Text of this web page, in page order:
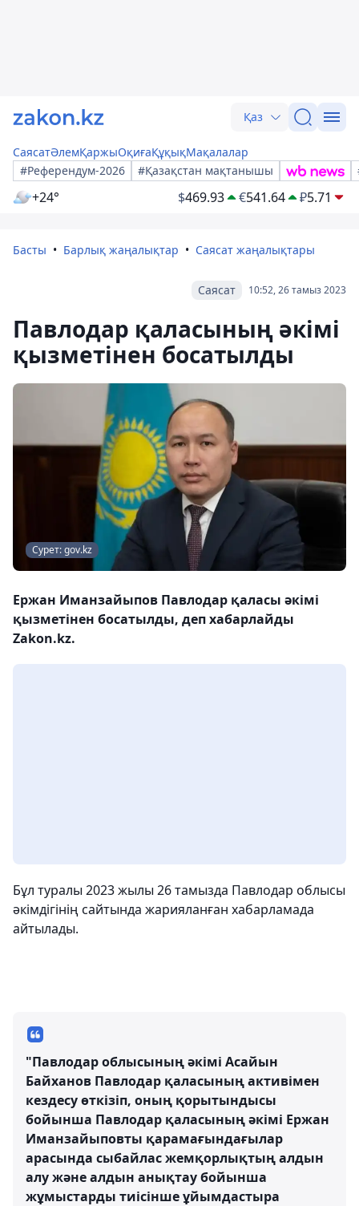
Қаз
СаясатӘлемҚаржыОқиғаҚұқықМақалалар
#Референдум-2026
#Қазақстан мақтанышы
+24° $469.93 €541.64 ₽5.71
Басты Барлық жаңалықтар Саясат жаңалықтары
10:52, 26 тамыз 2023
Саясат
Павлодар қаласының әкімі
қызметінен босатылды
Сурет: gov.kz
Ержан Иманзайыпов Павлодар қаласы әкімі
қызметінен босатылды, деп хабарлайды
Zakon.kz.
Бұл туралы 2023 жылы 26 тамызда Павлодар облысы
әкімдігінің сайтында жарияланған хабарламада
айтылады.
"Павлодар облысының әкімі Асайын
Байханов Павлодар қаласының активімен
кездесу өткізіп, оның қорытындысы
бойынша Павлодар қаласының әкімі Ержан
Иманзайыповты қарамағындағылар
арасында сыбайлас жемқорлықтың алдын
алу және алдын анықтау бойынша
жұмыстарды тиісінше ұйымдастыра